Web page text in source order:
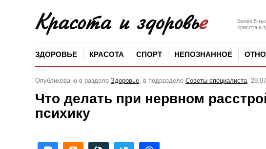
Более 5
Красота и
ЗДОРОВЬЕ КРАСОТА СПОРТ НЕПОЗНАННОЕ
Опубликовано в разделе Здоровье, в подразделе Советы специалиста,
Что делать при нервном
психику